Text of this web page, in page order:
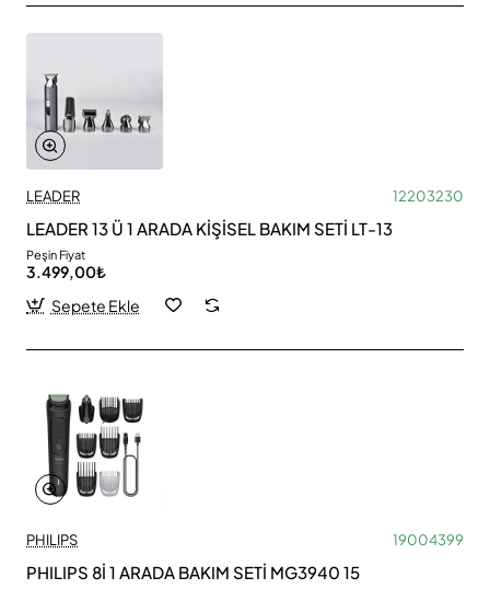
LEADER 12203230
LEADER 13 Ü 1 ARADA KİŞİSEL BAKIM SETİ LT-13
Peşin Fiyat
3.499,00₺
Sepete Ekle
PHILIPS 19004399
PHILIPS 8İ 1 ARADA BAKIM SETİ MG3940 15